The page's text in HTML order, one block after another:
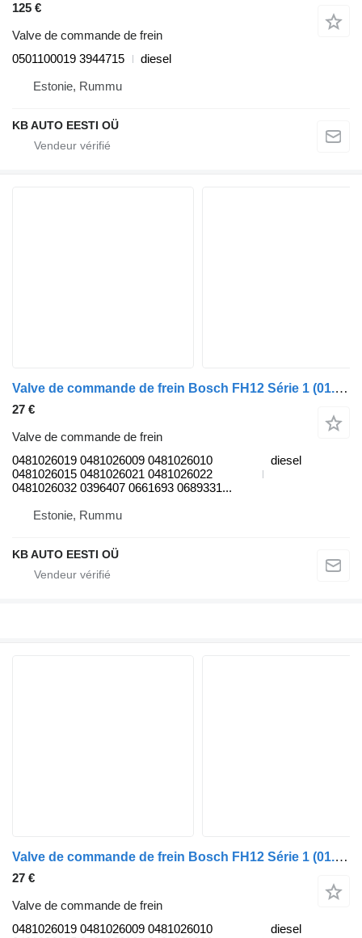
125 €
Valve de commande de frein
0501100019 3944715
diesel
Estonie, Rummu
KB AUTO EESTI OÜ
Valve de commande de frein Bosch FH12 Série 1 (01.93-12.02) 0481026019 pour camion Volvo FH12, FH16, NH12, FH, VNL780 (1993-2014)
27 €
Valve de commande de frein
0481026019 0481026009 0481026010
0481026015 0481026021 0481026022
0481026032 0396407 0661693 0689331...
diesel
Estonie, Rummu
KB AUTO EESTI OÜ
Valve de commande de frein Bosch FH12 Série 1 (01.93-12.02) 0481026019 pour camion Volvo FH12, FH16, NH12, FH, VNL780 (1993-2014)
27 €
Valve de commande de frein
0481026019 0481026009 0481026010
diesel